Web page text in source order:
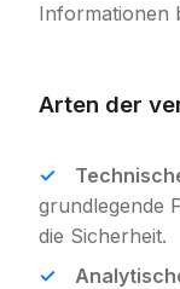
Informationen
Arten der
grundlegende
die Sicherheit.